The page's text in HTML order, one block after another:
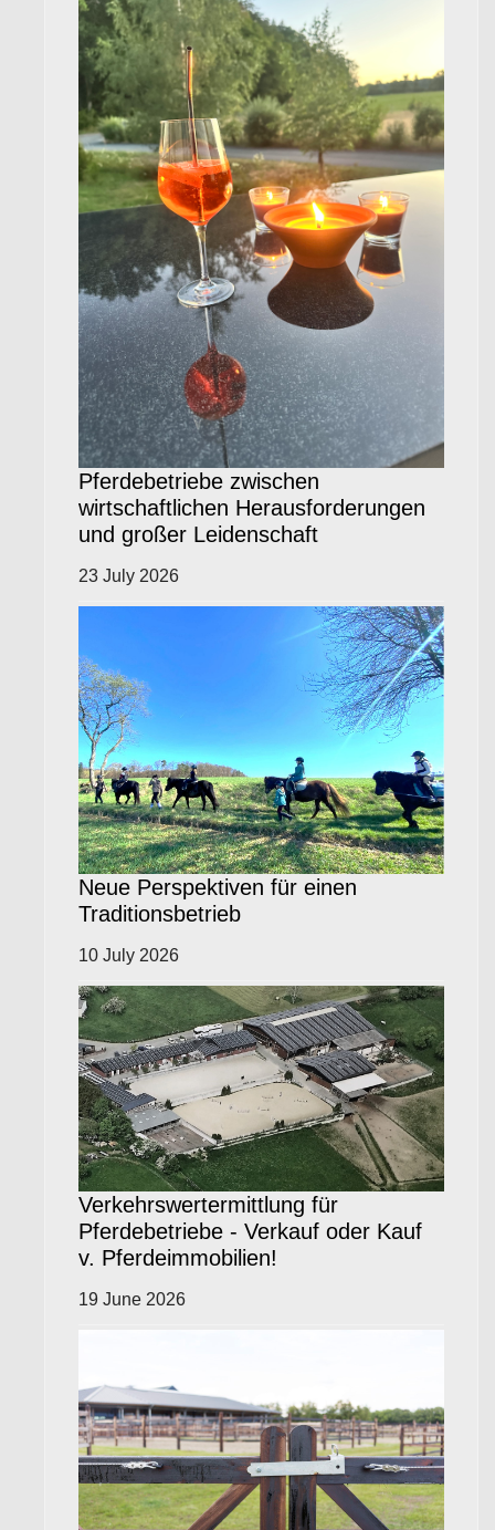
Pferdebetriebe zwischen
wirtschaftlichen Herausforderungen
und großer Leidenschaft
23 July 2026
Neue Perspektiven für einen
Traditionsbetrieb
10 July 2026
Verkehrswertermittlung für
Pferdebetriebe - Verkauf oder Kauf
v. Pferdeimmobilien!
19 June 2026